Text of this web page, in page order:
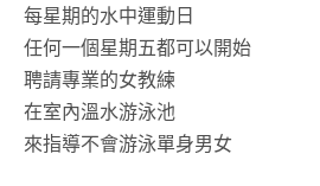
每星期的水中運動日
任何一個星期五都可以開始
聘請專業的女教練
在室內溫水游泳池
來指導不會游泳單身男女